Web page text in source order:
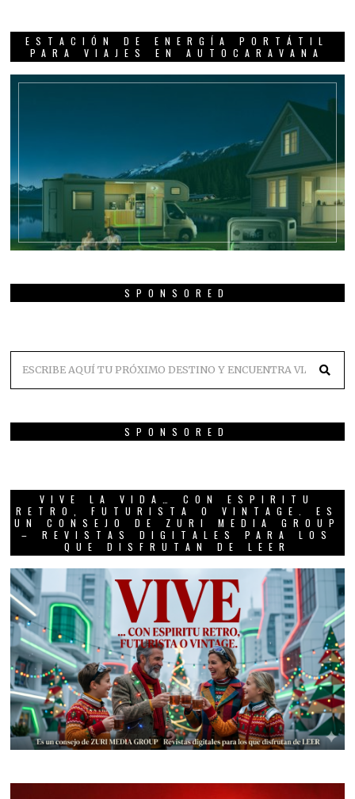
ESTACIÓN DE ENERGÍA PORTÁTIL
PARA VIAJES EN AUTOCARAVANA
SPONSORED
SPONSORED
VIVE LA VIDA… CON ESPIRITU
RETRO, FUTURISTA O VINTAGE. ES
UN CONSEJO DE ZURI MEDIA GROUP
– REVISTAS DIGITALES PARA LOS
QUE DISFRUTAN DE LEER